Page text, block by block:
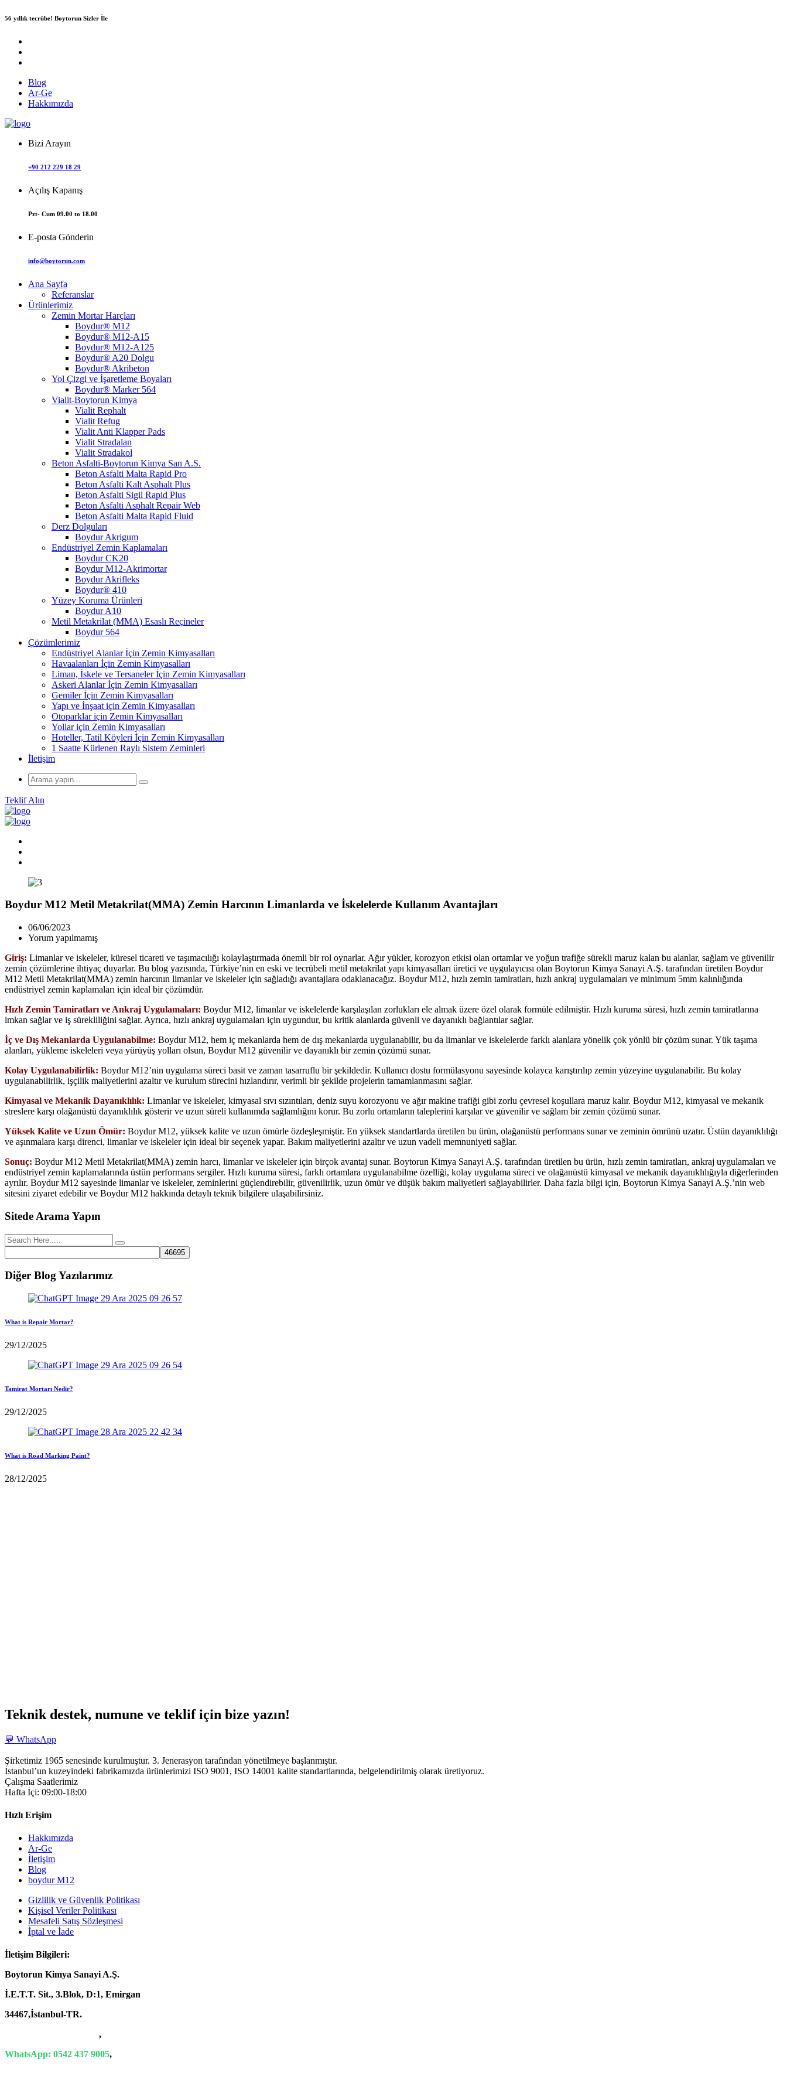
56 yıllık tecrübe! Boytorun Sizler İle
Blog
Ar-Ge
Hakkımızda
Bizi Arayın
+90 212 229 18 29
Açılış Kapanış
Pzt- Cum 09.00 to 18.00
E-posta Gönderin
info@boytorun.com
Ana Sayfa
Referanslar
Ürünlerimiz
Zemin Mortar Harçları
Boydur® M12
Boydur® M12-A15
Boydur® M12-A125
Boydur® A20 Dolgu
Boydur® Akribeton
Yol Çizgi ve İşaretleme Boyaları
Boydur® Marker 564
Vialit-Boytorun Kimya
Vialit Rephalt
Vialit Refug
Vialit Anti Klapper Pads
Vialit Stradalan
Vialit Stradakol
Beton Asfalti-Boytorun Kimya San A.S.
Beton Asfalti Malta Rapid Pro
Beton Asfalti Kalt Asphalt Plus
Beton Asfalti Sigil Rapid Plus
Beton Asfalti Asphalt Repair Web
Beton Asfalti Malta Rapid Fluid
Derz Dolguları
Boydur Akrigum
Endüstriyel Zemin Kaplamaları
Boydur CK20
Boydur M12-Akrimortar
Boydur Akrifleks
Boydur® 410
Yüzey Koruma Ürünleri
Boydur A10
Metil Metakrilat (MMA) Esaslı Reçineler
Boydur 564
Çözümlerimiz
Endüstriyel Alanlar İçin Zemin Kimyasalları
Havaalanları İçin Zemin Kimyasalları
Liman, İskele ve Tersaneler İçin Zemin Kimyasalları
Askeri Alanlar İçin Zemin Kimyasalları
Gemiler İçin Zemin Kimyasalları
Yapı ve İnşaat için Zemin Kimyasalları
Otoparklar için Zemin Kimyasalları
Yollar için Zemin Kimyasalları
Hoteller, Tatil Köyleri İçin Zemin Kimyasalları
1 Saatte Kürlenen Raylı Sistem Zeminleri
İletişim
Teklif Alın
Boydur M12 Metil Metakrilat(MMA) Zemin Harcının Limanlarda ve İskelelerde Kullanım Avantajları
06/06/2023
Yorum yapılmamış
Giriş: Limanlar ve iskeleler, küresel ticareti ve taşımacılığı kolaylaştırmada önemli bir rol oynarlar. Ağır yükler, korozyon etkisi olan ortamlar ve yoğun trafiğe sürekli maruz kalan bu alanlar, sağlam ve güvenilir
zemin çözümlerine ihtiyaç duyarlar. Bu blog yazısında, Türkiye’nin en eski ve tecrübeli metil metakrilat yapı kimyasalları üretici ve uygulayıcısı olan Boytorun Kimya Sanayi A.Ş. tarafından üretilen Boydur
M12 Metil Metakrilat(MMA) zemin harcının limanlar ve iskeleler için sağladığı avantajlara odaklanacağız. Boydur M12, hızlı zemin tamiratları, hızlı ankraj uygulamaları ve minimum 5mm kalınlığında
endüstriyel zemin kaplamaları için ideal bir çözümdür.
Hızlı Zemin Tamiratları ve Ankraj Uygulamaları: Boydur M12, limanlar ve iskelelerde karşılaşılan zorlukları ele almak üzere özel olarak formüle edilmiştir. Hızlı kuruma süresi, hızlı zemin tamiratlarına
imkan sağlar ve iş sürekliliğini sağlar. Ayrıca, hızlı ankraj uygulamaları için uygundur, bu kritik alanlarda güvenli ve dayanıklı bağlantılar sağlar.
İç ve Dış Mekanlarda Uygulanabilme: Boydur M12, hem iç mekanlarda hem de dış mekanlarda uygulanabilir, bu da limanlar ve iskelelerde farklı alanlara yönelik çok yönlü bir çözüm sunar. Yük taşıma
alanları, yükleme iskeleleri veya yürüyüş yolları olsun, Boydur M12 güvenilir ve dayanıklı bir zemin çözümü sunar.
Kolay Uygulanabilirlik: Boydur M12’nin uygulama süreci basit ve zaman tasarruflu bir şekildedir. Kullanıcı dostu formülasyonu sayesinde kolayca karıştırılıp zemin yüzeyine uygulanabilir. Bu kolay
uygulanabilirlik, işçilik maliyetlerini azaltır ve kurulum sürecini hızlandırır, verimli bir şekilde projelerin tamamlanmasını sağlar.
Kimyasal ve Mekanik Dayanıklılık: Limanlar ve iskeleler, kimyasal sıvı sızıntıları, deniz suyu korozyonu ve ağır makine trafiği gibi zorlu çevresel koşullara maruz kalır. Boydur M12, kimyasal ve mekanik
streslere karşı olağanüstü dayanıklılık gösterir ve uzun süreli kullanımda sağlamlığını korur. Bu zorlu ortamların taleplerini karşılar ve güvenilir ve sağlam bir zemin çözümü sunar.
Yüksek Kalite ve Uzun Ömür: Boydur M12, yüksek kalite ve uzun ömürle özdeşleşmiştir. En yüksek standartlarda üretilen bu ürün, olağanüstü performans sunar ve zeminin ömrünü uzatır. Üstün dayanıklılığı
ve aşınmalara karşı direnci, limanlar ve iskeleler için ideal bir seçenek yapar. Bakım maliyetlerini azaltır ve uzun vadeli memnuniyeti sağlar.
Sonuç: Boydur M12 Metil Metakrilat(MMA) zemin harcı, limanlar ve iskeleler için birçok avantaj sunar. Boytorun Kimya Sanayi A.Ş. tarafından üretilen bu ürün, hızlı zemin tamiratları, ankraj uygulamaları ve
endüstriyel zemin kaplamalarında üstün performans sergiler. Hızlı kuruma süresi, farklı ortamlara uygulanabilme özelliği, kolay uygulama süreci ve olağanüstü kimyasal ve mekanik dayanıklılığıyla diğerlerinden
ayrılır. Boydur M12 sayesinde limanlar ve iskeleler, zeminlerini güçlendirebilir, güvenilirlik, uzun ömür ve düşük bakım maliyetleri sağlayabilirler. Daha fazla bilgi için, Boytorun Kimya Sanayi A.Ş.’nin web
sitesini ziyaret edebilir ve Boydur M12 hakkında detaylı teknik bilgilere ulaşabilirsiniz.
Sitede Arama Yapın
Diğer Blog Yazılarımız
What is Repair Mortar?
29/12/2025
Tamirat Mortarı Nedir?
29/12/2025
What is Road Marking Paint?
28/12/2025
Teknik destek, numune ve teklif için bize yazın!
💬 WhatsApp
Şirketimiz 1965 senesinde kurulmuştur. 3. Jenerasyon tarafından yönetilmeye başlanmıştır.
İstanbul’un kuzeyindeki fabrikamızda ürünlerimizi ISO 9001, ISO 14001 kalite standartlarında, belgelendirilmiş olarak üretiyoruz.
Çalışma Saatlerimiz
Hafta İçi: 09:00-18:00
Hızlı Erişim
Hakkımızda
Ar-Ge
İletişim
Blog
boydur M12
Gizlilik ve Güvenlik Politikası
Kişisel Veriler Politikası
Mesafeli Satış Sözleşmesi
İptal ve İade
İletişim Bilgileri:
Boytorun Kimya Sanayi A.Ş.
İ.E.T.T. Sit., 3.Blok, D:1, Emirgan
34467,İstanbul-TR.
,
WhatsApp: 0542 437 9005,